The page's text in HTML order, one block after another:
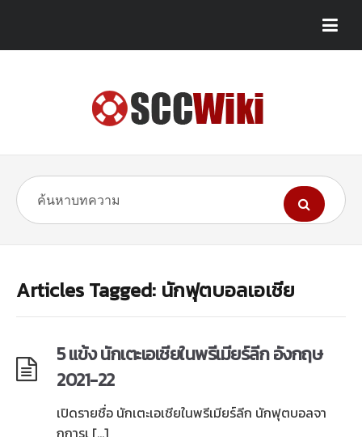
Articles Tagged: นักฟุตบอลเอเชีย
5 แข้ง นักเตะเอเชียในพรีเมียร์ลีก อังกฤษ
2021-22
เปิดรายชื่อ นักเตะเอเชียในพรีเมียร์ลีก นักฟุตบอลจา
กการเ […]